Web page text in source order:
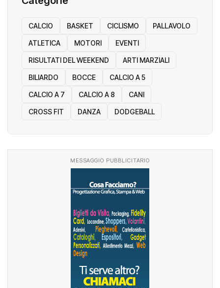
CALCIO BASKET CICLISMO PALLAVOLO
ATLETICA MOTORI EVENTI
RISULTATI DEL WEEKEND ARTI MARZIALI
BILIARDO BOCCE CALCIO A 5
CALCIO A 7 CALCIO A 8 CANI
CROSS FIT DANZA DODGEBALL
MESSAGGIO PUBBLICITARIO